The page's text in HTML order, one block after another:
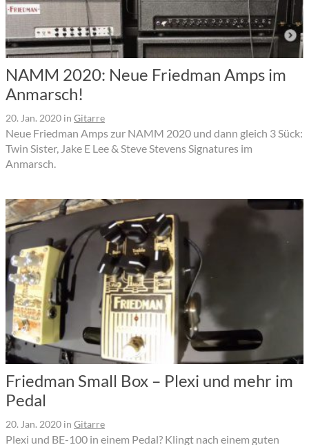
NAMM 2020: Neue Friedman Amps im
Anmarsch!
20. Jan. 2020 in Gitarre
Neue Friedman Amps zur NAMM 2020 und dann gleich 3 Sück:
Twin Sister, Jake E Lee & Steve Stevens Signatures im
Anmarsch.
Friedman Small Box – Plexi und mehr im
Pedal
20. Jan. 2020 in Gitarre
Plexi und BE-100 in einem Pedal? Klingt nach einem guten